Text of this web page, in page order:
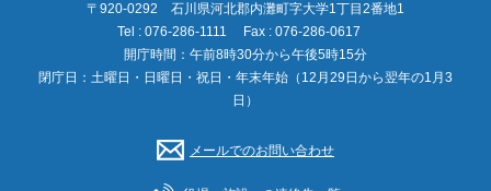
〒920-0292 石川県河北郡内灘町字大学1丁目2番地1
Tel : 076-286-1111
Fax : 076-286-0617
開庁時間：午前8時30分から午後5時15分
閉庁日：土曜日・日曜日・祝日・年末年始（12月29日から翌年の1月3
日）
メールでのお問い合わせ